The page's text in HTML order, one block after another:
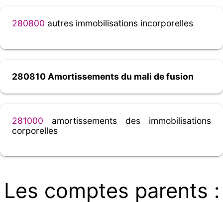
280800 autres immobilisations incorporelles
280810 Amortissements du mali de fusion
281000 amortissements des immobilisations
corporelles
Les comptes parents :